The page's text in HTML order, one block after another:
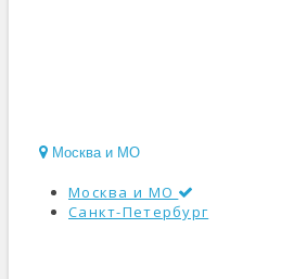
Москва и МО
Москва и МО
Санкт-Петербург